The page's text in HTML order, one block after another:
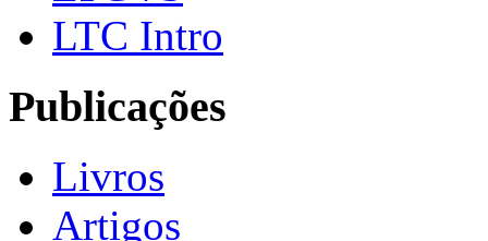
LTC Intro
Publicações
Livros
Artigos